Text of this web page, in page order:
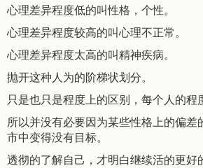
心理差异程度低的叫性格，个性。
心理差异程度较高的叫心理不正常。
心理差异程度太高的叫精神疾病。
抛开这种人为的阶梯状划分。
只是也只是程度上的区别，每个人的程
所以并没有必要因为某些性格上的偏差
市中变得没有目标。
透彻的了解自己，才明白继续活的更好